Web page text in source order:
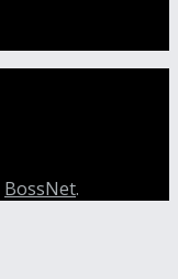
BossNet.